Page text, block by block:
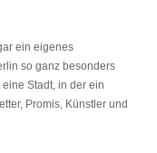
ein eigenes
so ganz besonders
Stadt, in der ein
Promis, Künstler und